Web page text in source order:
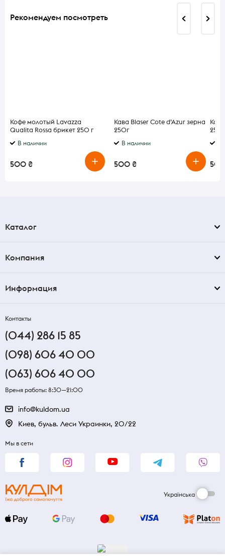
Рекомендуем посмотреть
Кофе молотый Lavazza
Qualita Rossa брикет 250 г
В наличии
500 ₴
Кава Blaser Cote d’Azur зерна
250г
В наличии
500 ₴
250г
Каталог
Компания
Информация
Контакты
(044) 286 15 85
(098) 606 40 00
(063) 606 40 00
Время работы: 8:30—21:00
info@kuldom.ua
Киев, бульв. Леси Украинки, 20/22
Мы в сети
Українська